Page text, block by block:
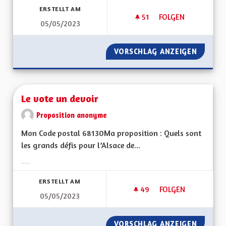
ERSTELLT AM
05/05/2023
51 51 FOLLOWER
FOLGEN
ASSEMBLÉE
VORSCHLAG ANZEIGEN
Le vote un devoir
Proposition anonyme
Mon Code postal 68130Ma proposition : Quels sont
les grands défis pour l’Alsace de...
ERSTELLT AM
05/05/2023
49 49 FOLLOWER
FOLGEN
LE VOTE UN
VORSCHLAG ANZEIGEN LE